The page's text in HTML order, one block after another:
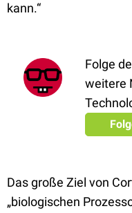
kann.“
Folge
weitere
Das große Ziel von
„biologischen